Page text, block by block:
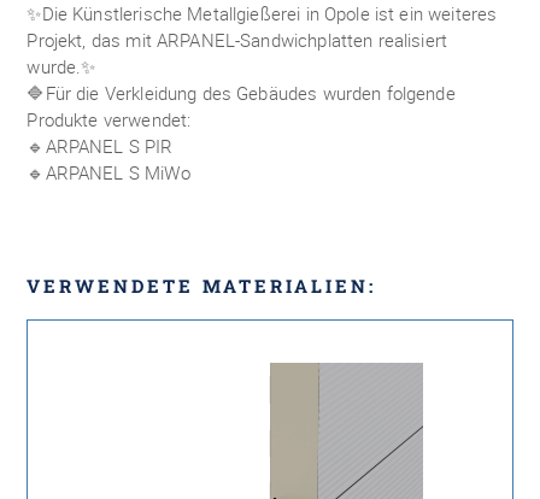
✨Die Künstlerische Metallgießerei in Opole ist ein weiteres
Projekt, das mit ARPANEL-Sandwichplatten realisiert
wurde.✨
🔷Für die Verkleidung des Gebäudes wurden folgende
Produkte verwendet:
🔹ARPANEL S PIR
🔹ARPANEL S MiWo
VERWENDETE MATERIALIEN: